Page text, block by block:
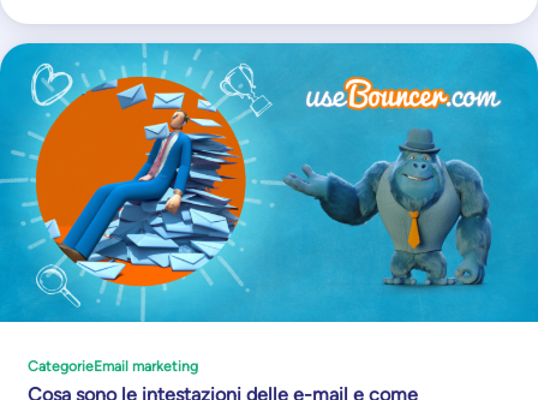
CategorieEmail marketing
Cosa sono le intestazioni delle e-mail e come